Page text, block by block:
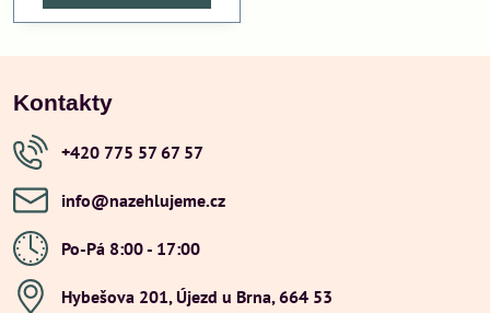
Kontakty
+420 775 57 67 57
info​@nazehlujeme​.cz
Po-Pá 8:00 - 17:00
Hybešova 201, Újezd u Brna, 664 53